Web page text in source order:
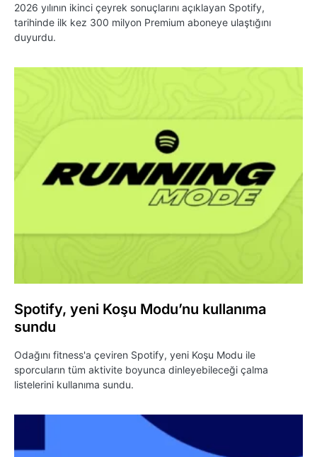
2026 yılının ikinci çeyrek sonuçlarını açıklayan Spotify,
tarihinde ilk kez 300 milyon Premium aboneye ulaştığını
duyurdu.
Spotify, yeni Koşu Modu’nu kullanıma
sundu
Odağını fitness'a çeviren Spotify, yeni Koşu Modu ile
sporcuların tüm aktivite boyunca dinleyebileceği çalma
listelerini kullanıma sundu.